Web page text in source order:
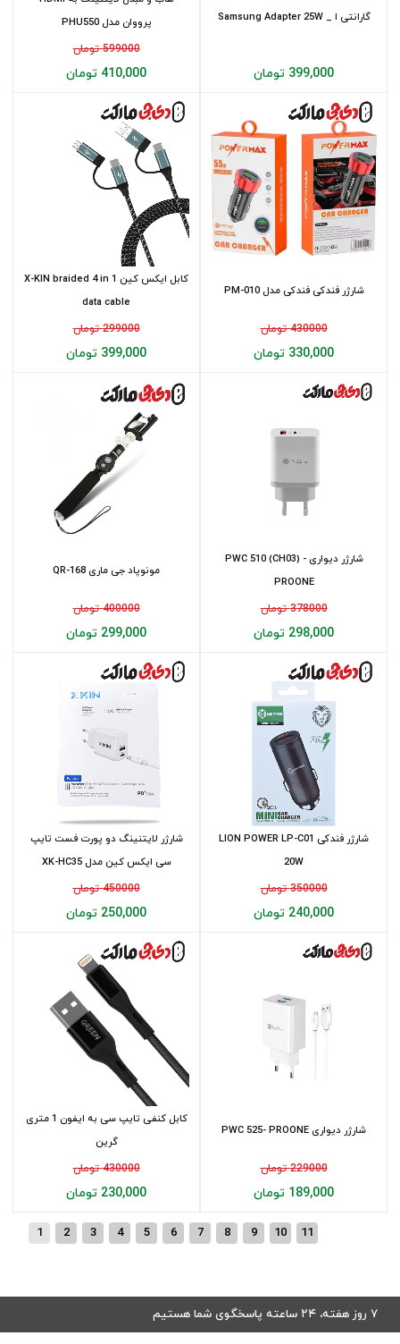
پرووان مدل PHU550
599000 تومان
410,000 تومان
گارانتی ا Samsung Adapter 25W _
399,000 تومان
کابل ایکس کین X-KIN braided 4 in 1
data cable
299000 تومان
399,000 تومان
شارژر فندکی فندکی مدل PM-010
430000 تومان
330,000 تومان
مونوپاد جی ماری QR-168
400000 تومان
299,000 تومان
شارژر دیواری PWC 510 (CH03) -
PROONE
378000 تومان
298,000 تومان
شارژر لایتنینگ دو پورت فست تایپ
سی ایکس کین مدل XK-HC35
450000 تومان
250,000 تومان
شارژر فندکی LION POWER LP-C01
20W
350000 تومان
240,000 تومان
کابل کنفی تایپ سی به ایفون 1 متری
گرین
430000 تومان
230,000 تومان
شارژر دیواری PWC 525- PROONE
229000 تومان
189,000 تومان
1 2 3 4 5 6 7 8 9 10 11
۷ روز هفته، ۲۴ ساعته پاسخگوی شما هستیم